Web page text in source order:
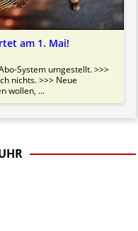
am 1. Mai!
System umgestellt. >>>
nichts. >>> Neue
wollen, ...